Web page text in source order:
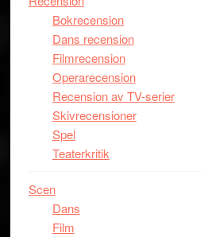
Bokrecension
Dans recension
Filmrecension
Operarecension
Recension av TV-serier
Skivrecensioner
Spel
Teaterkritik
Scen
Dans
Film